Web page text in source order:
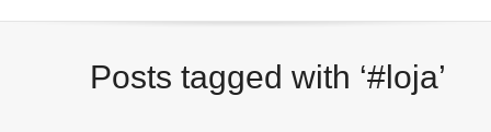
Posts tagged with ‘#loja’